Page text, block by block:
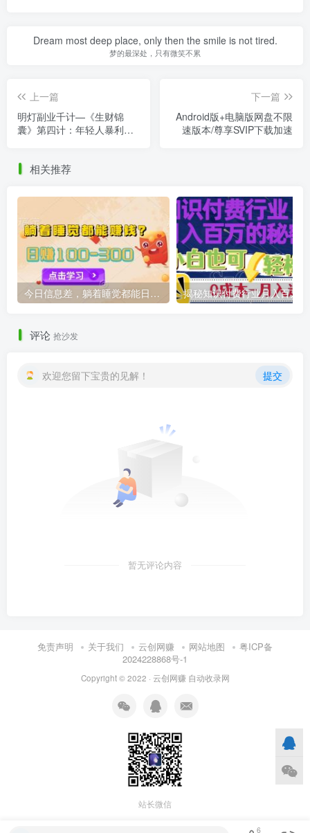
Dream most deep place, only then the smile is not tired.
梦的最深处，只有微笑不累
上一篇
明灯副业千计—《生财锦
囊》第四计：年轻人暴利赚
下一篇
Android版+电脑版网盘不限
速版本/尊享SVIP下载加速
相关推荐
今日信息差，躺着睡觉都能日入300+，撸金项目官方免费插件自动运行，对小白友好
评论 抢沙发
欢迎您留下宝贵的见解！ 提交
暂无评论内容
免责声明 关于我们 云创网赚 网站地图
粤ICP备
2024228868号-1
Copyright © 2022 · 云创网赚 自动收录网
站长微信
6